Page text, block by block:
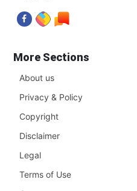
More Sections
About us
Privacy & Policy
Copyright
Disclaimer
Legal
Terms of Use